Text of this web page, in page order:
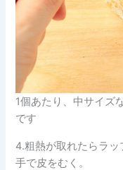
1個あたり、中サイズ
です
4.粗熱が取れたらラ
手で皮をむく。